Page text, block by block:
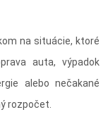
na situácie, ktoré
auta, výpadok
alebo nečakané
rozpočet.